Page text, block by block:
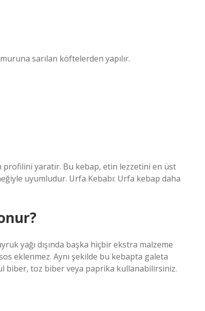
sarılan köftelerden yapılır.
profilini yaratır. Bu kebap, etin lezzetini en üst
uyumludur. Urfa Kebabı: Urfa kebap daha
yağı dışında başka hiçbir ekstra malzeme
eklenmez. Aynı şekilde bu kebapta galeta
biber, toz biber veya paprika kullanabilirsiniz.